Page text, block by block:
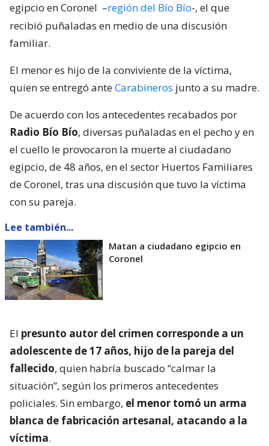
egipcio en Coronel –región del Bío Bío-, el que
recibió puñaladas en medio de una discusión
familiar.
El menor es hijo de la conviviente de la víctima,
quien se entregó anteCarabineros junto a su madre.
De acuerdo con los antecedentes recabados por
Radio Bío Bío, diversas puñaladas en el pecho y en
el cuello le provocaron la muerte al ciudadano
egipcio, de 48 años, en el sector Huertos Familiares
de Coronel, tras una discusión que tuvo la víctima
con su pareja.
Lee también...
Matan a ciudadano egipcio en
Coronel
El presunto autor del crimen corresponde a un
adolescente de 17 años, hijo de la pareja del
fallecido, quien habría buscado “calmar la
situación”, según los primeros antecedentes
policiales. Sin embargo, el menor tomó un arma
blanca de fabricación artesanal, atacando a la
víctima.